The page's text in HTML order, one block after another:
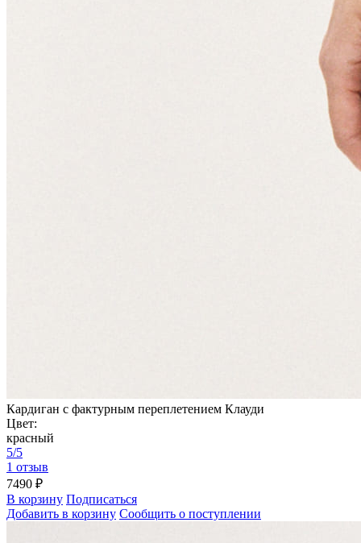
Кардиган с фактурным переплетением Клауди
Цвет:
красный
5/5
1 отзыв
7490 ₽
В корзину Подписаться
Добавить в корзину Сообщить о поступлении